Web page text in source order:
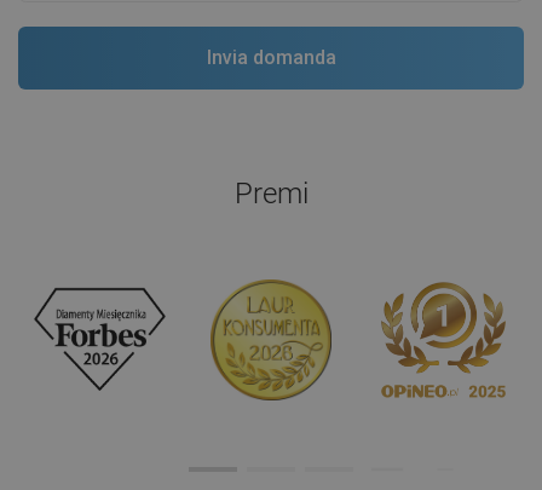
Premi